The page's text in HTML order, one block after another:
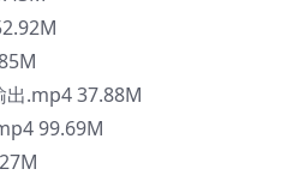
.mp4 37.88M
99.69M